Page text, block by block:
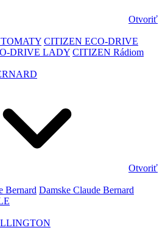
Otvoriť
CITIZEN ECO-DRIVE
DRIVE LADY CITIZEN Rádiom
Otvoriť
Bernard Damske Claude Bernard